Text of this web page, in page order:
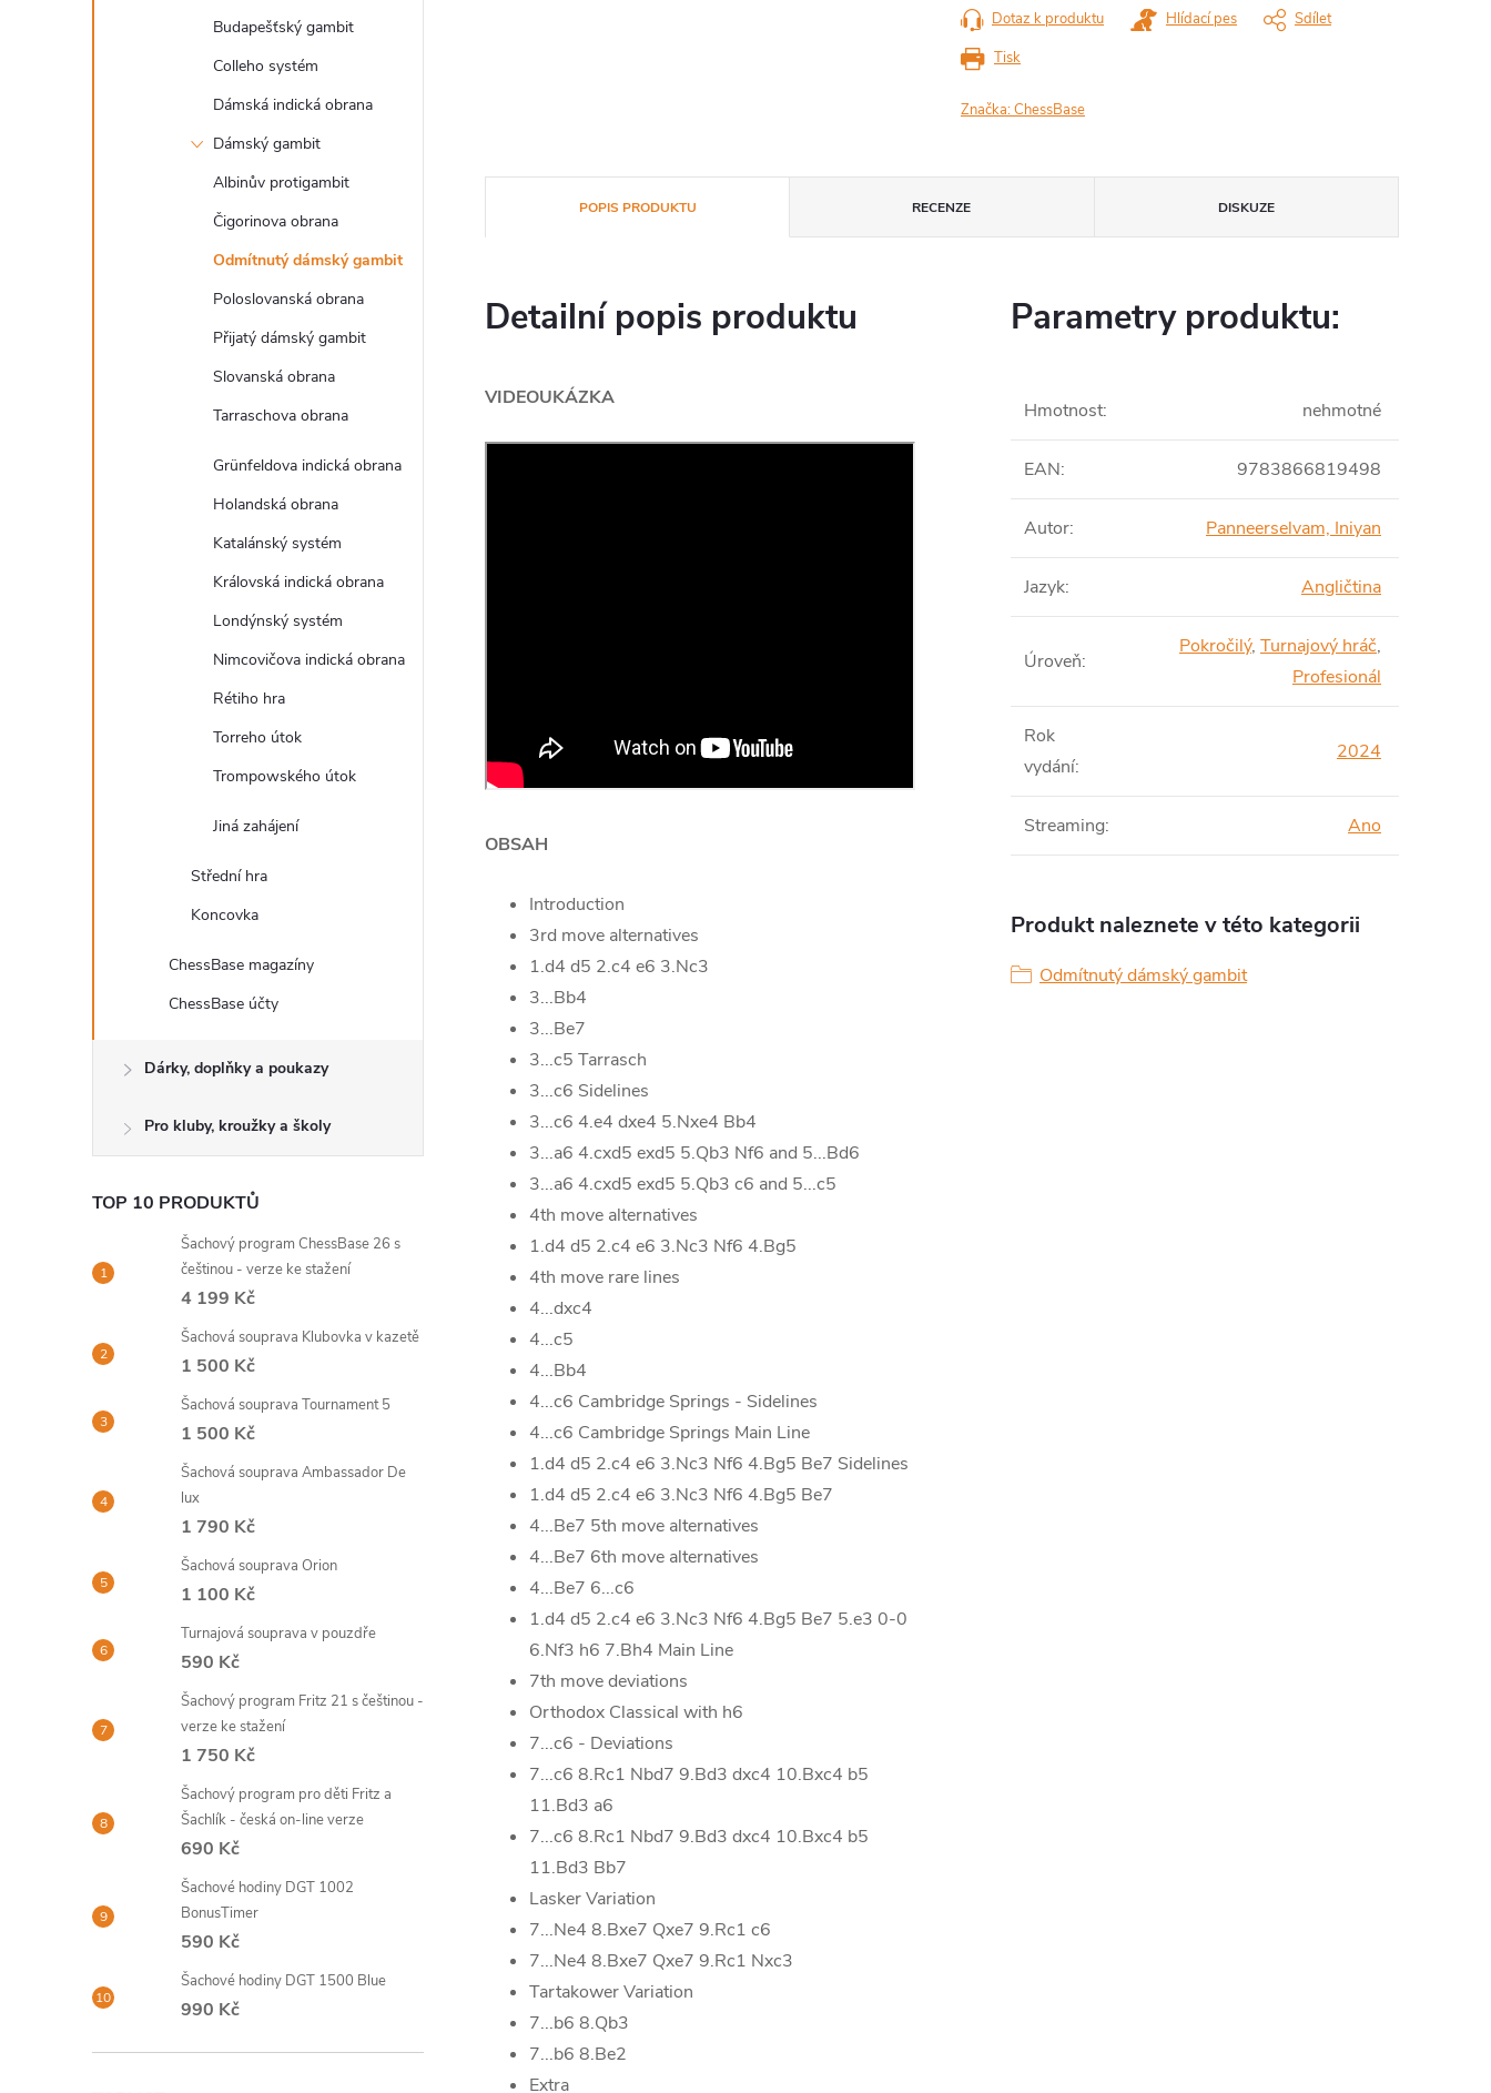
Budapešťský gambit
Colleho systém
Dámská indická obrana
Dámský gambit
Albinův protigambit
Čigorinova obrana
Odmítnutý dámský gambit
Poloslovanská obrana
Přijatý dámský gambit
Slovanská obrana
Tarraschova obrana
Grünfeldova indická obrana
Holandská obrana
Katalánský systém
Královská indická obrana
Londýnský systém
Nimcovičova indická obrana
Rétiho hra
Torreho útok
Trompowského útok
Jiná zahájení
Střední hra
Koncovka
ChessBase magazíny
ChessBase účty
Dárky, doplňky a poukazy
Pro kluby, kroužky a školy
TOP 10 PRODUKTŮ
Šachový program ChessBase 26 s
češtinou - verze ke stažení
4 199 Kč
Šachová souprava Klubovka v kazetě
1 500 Kč
Šachová souprava Tournament 5
1 500 Kč
Šachová souprava Ambassador De
lux
1 790 Kč
Šachová souprava Orion
1 100 Kč
Turnajová souprava v pouzdře
590 Kč
Šachový program Fritz 21 s češtinou -
verze ke stažení
1 750 Kč
Šachový program pro děti Fritz a
Šachlík - česká on-line verze
690 Kč
Šachové hodiny DGT 1002
BonusTimer
590 Kč
Šachové hodiny DGT 1500 Blue
990 Kč
Tisk
Dotaz k produktu Hlídací pes Sdílet
Značka:ChessBase
POPIS PRODUKTU RECENZE DISKUZE
Detailní popis produktu
VIDEOUKÁZKA
OBSAH
Introduction
3rd move alternatives
1.d4 d5 2.c4 e6 3.Nc3
3...Bb4
3...Be7
3...c5 Tarrasch
3...c6 Sidelines
3...c6 4.e4 dxe4 5.Nxe4 Bb4
3...a6 4.cxd5 exd5 5.Qb3 Nf6 and 5...Bd6
3...a6 4.cxd5 exd5 5.Qb3 c6 and 5...c5
4th move alternatives
1.d4 d5 2.c4 e6 3.Nc3 Nf6 4.Bg5
4th move rare lines
4...dxc4
4...c5
4...Bb4
4...c6 Cambridge Springs - Sidelines
4...c6 Cambridge Springs Main Line
1.d4 d5 2.c4 e6 3.Nc3 Nf6 4.Bg5 Be7 Sidelines
1.d4 d5 2.c4 e6 3.Nc3 Nf6 4.Bg5 Be7
4...Be7 5th move alternatives
4...Be7 6th move alternatives
4...Be7 6...c6
1.d4 d5 2.c4 e6 3.Nc3 Nf6 4.Bg5 Be7 5.e3 0-0
6.Nf3 h6 7.Bh4 Main Line
7th move deviations
Orthodox Classical with h6
7...c6 - Deviations
7...c6 8.Rc1 Nbd7 9.Bd3 dxc4 10.Bxc4 b5
11.Bd3 a6
7...c6 8.Rc1 Nbd7 9.Bd3 dxc4 10.Bxc4 b5
11.Bd3 Bb7
Lasker Variation
7...Ne4 8.Bxe7 Qxe7 9.Rc1 c6
7...Ne4 8.Bxe7 Qxe7 9.Rc1 Nxc3
Tartakower Variation
7...b6 8.Qb3
7...b6 8.Be2
Extra
Parametry produktu:
Hmotnost: nehmotné
EAN: 9783866819498
Autor: Panneerselvam, Iniyan
Jazyk: Angličtina
Úroveň:
Pokročilý, Turnajový hráč,
Profesionál
Rok
vydání:
2024
Streaming: Ano
Produkt naleznete v této kategorii
Odmítnutý dámský gambit